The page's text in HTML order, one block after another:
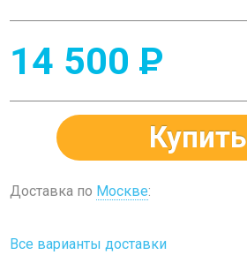
14 500 P
Купить
Доставка по Москве:
Все варианты доставки